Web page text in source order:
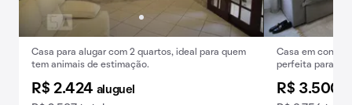
Casa para alugar com 2 quartos, ideal para quem
tem animais de estimação.
R$ 2.424 aluguel
Casa em
perfeita para
R$ 3.500